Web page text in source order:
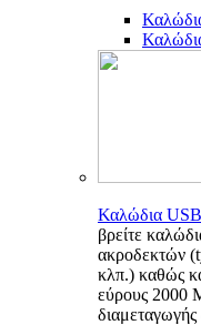
Καλώδια
βρείτε
ακροδεκτών
κλπ.) καθώς
εύρους 2000